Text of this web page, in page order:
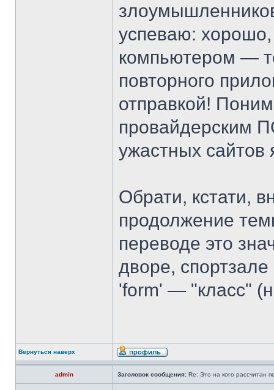
успеваю:
компьютером —
повторного
отправкой!
провайдерским
ужастных сайтов
Обрати, кстати,
продолжение
переводе это
дворе,
'form' — "класс"
Вернуться наверх
admin Заголовок сообщения: Re: Это на кого рассчитан